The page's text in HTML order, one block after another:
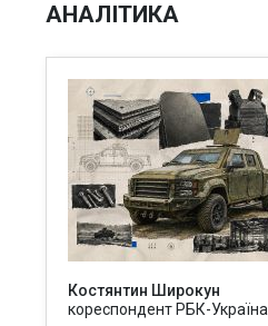
АНАЛІТИКА
Костянтин Широкун
кореспондент РБК-Україна